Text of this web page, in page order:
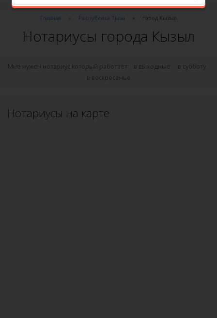
Главная Республика Тыва город Кызыл
Нотариусы города Кызыл
Мне нужен нотариус который работает: в выходные
в субботу
в воскресенье
Нотариусы на карте